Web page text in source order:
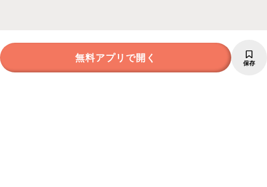
無料アプリで開く 保存